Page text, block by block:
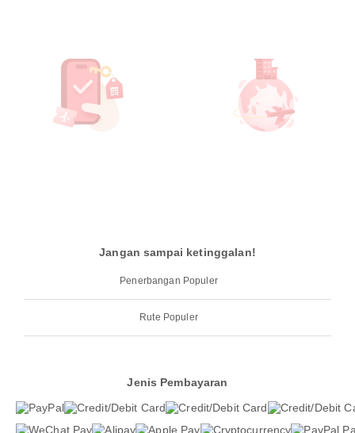
Jangan sampai ketinggalan!
Penerbangan Populer
Rute Populer
Jenis Pembayaran